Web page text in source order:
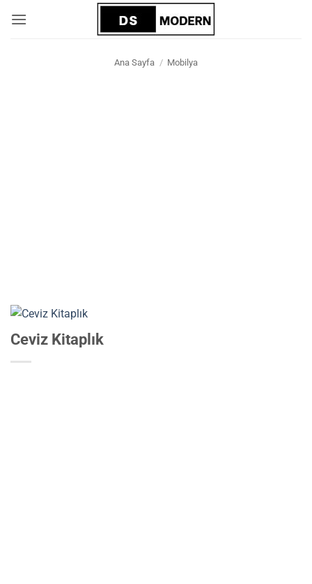
atla
Ana Sayfa / Mobilya
Ceviz Kitaplık